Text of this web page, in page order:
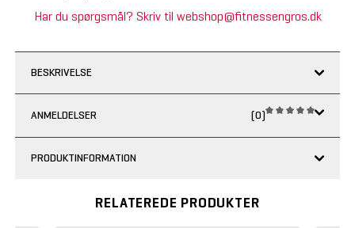
Har du spørgsmål? Skriv til webshop@fitnessengros.dk
BESKRIVELSE
ANMELDELSER (0)
PRODUKTINFORMATION
RELATEREDE PRODUKTER